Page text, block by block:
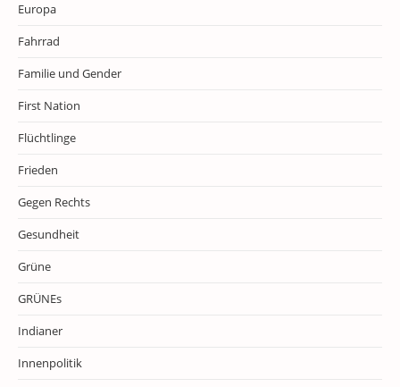
Europa
Fahrrad
Familie und Gender
First Nation
Flüchtlinge
Frieden
Gegen Rechts
Gesundheit
Grüne
GRÜNEs
Indianer
Innenpolitik